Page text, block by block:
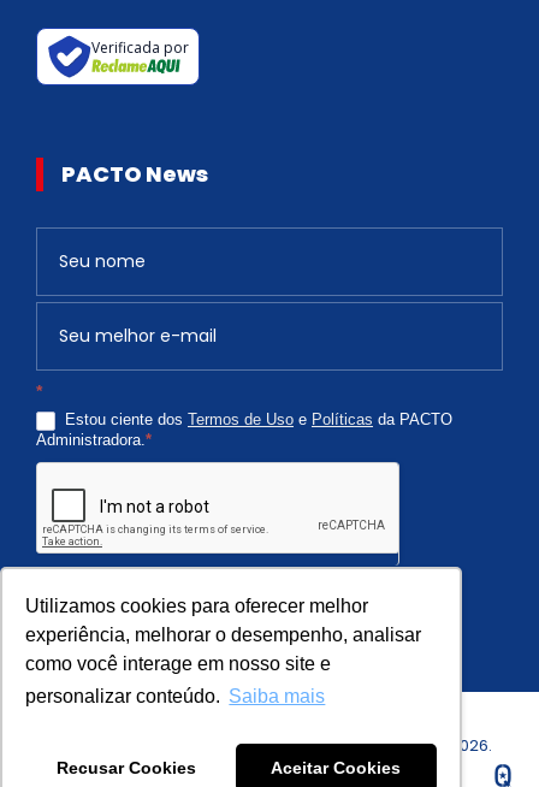
Utilizamos cookies para oferecer melhor
experiência, melhorar o desempenho, analisar
como você interage em nosso site e
personalizar conteúdo. Saiba mais
Recusar Cookies Aceitar Cookies
Verificada por
PACTO News
*
Estou ciente dos Termos de Uso e Políticas da PACTO
Administradora. *
v
ê
a
n
o
,
d
e
Copyright © PACTO Administradora de Condomínios - 2026.
Todos os Direitos Reservados.